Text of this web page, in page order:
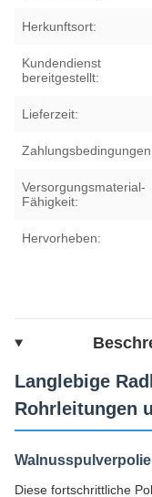
Herkunftsort:
Kundendienst
bereitgestellt:
Lieferzeit:
Versorgungsmaterial-
Fähigkeit:
Hervorheben:
Langlebige
Rohrleitungen
Diese fortschrittliche